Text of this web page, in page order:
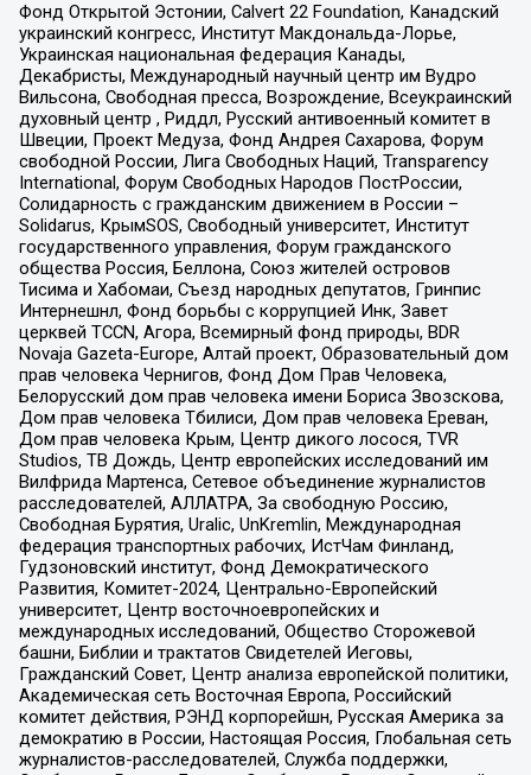
Фонд Открытой Эстонии, Calvert 22 Foundation, Канадский
украинский конгресс, Институт Макдональда-Лорье,
Украинская национальная федерация Канады,
Декабристы, Международный научный центр им Вудро
Вильсона, Свободная пресса, Возрождение, Всеукраинский
духовный центр , Риддл, Русский антивоенный комитет в
Швеции, Проект Медуза, Фонд Андрея Сахарова, Форум
свободной России, Лига Свободных Наций, Transparеncy
International, Форум Свободных Народов ПостРоссии,
Солидарность с гражданским движением в России –
Solidarus, КрымSOS, Свободный университет, Институт
государственного управления, Форум гражданского
общества Россия, Беллона, Союз жителей островов
Тисима и Хабомаи, Съезд народных депутатов, Гринпис
Интернешнл, Фонд борьбы с коррупцией Инк, Завет
церквей TCCN, Агора, Всемирный фонд природы, BDR
Novaja Gazeta-Europe, Алтай проект, Образовательный дом
прав человека Чернигов, Фонд Дом Прав Человека,
Белорусский дом прав человека имени Бориса Звозскова,
Дом прав человека Тбилиси, Дом прав человека Ереван,
Дом прав человека Крым, Центр дикого лосося, TVR
Studios, ТВ Дождь, Центр европейских исследований им
Вилфрида Мартенса, Сетевое объединение журналистов
расследователей, АЛЛАТРА, За свободную Россию,
Свободная Бурятия, Uralic, UnKremlin, Международная
федерация транспортных рабочих, ИстЧам Финланд,
Гудзоновский институт, Фонд Демократического
Развития, Комитет-2024, Центрально-Европейский
университет, Центр восточноевропейских и
международных исследований, Общество Сторожевой
башни, Библии и трактатов Свидетелей Иеговы,
Гражданский Совет, Центр анализа европейской политики,
Академическая сеть Восточная Европа, Российский
комитет действия, РЭНД корпорейшн, Русская Америка за
демократию в России, Настоящая Россия, Глобальная сеть
журналистов-расследователей, Служба поддержки,